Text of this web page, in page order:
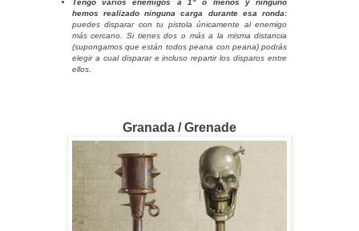
Tengo varios enemigos a 1" o menos y ninguno
hemos realizado ninguna carga durante esa ronda:
puedes disparar con tu pistola únicamente al enemigo
más cercano. Si tienes dos o más a la misma distancia
(supongamos que están todos peana con peana) podrás
elegir a cual disparar e incluso repartir los disparos entre
ellos.
Granada / Grenade